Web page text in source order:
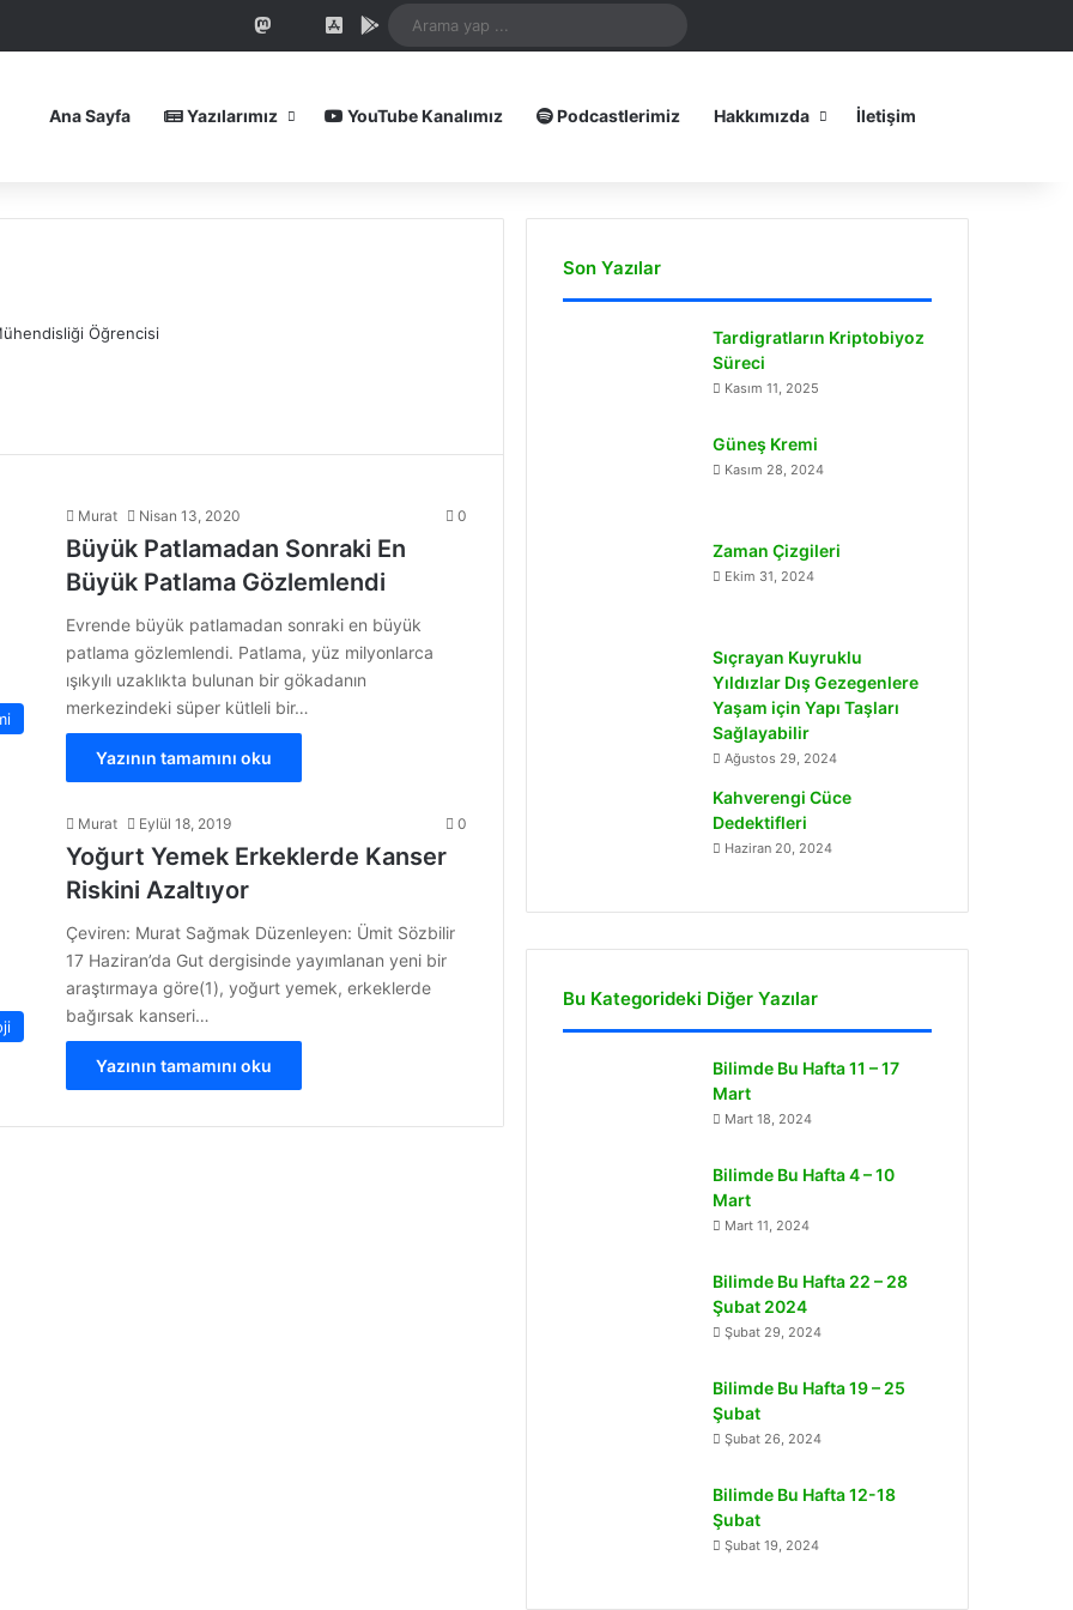
WhatsApp
PatreonMastodonBlueskyiOS Uygulamamız
Android Uygulamamız
...
Ana Sayfa Yazılarımız YouTube Kanalımız Podcastlerimiz Hakkımızda İletişim
Öğrencisi
Murat Nisan 13, 2020 0
Büyük Patlamadan Sonraki En
Büyük Patlama Gözlemlendi
Evrende büyük patlamadan sonraki en büyük
patlama gözlemlendi. Patlama, yüz milyonlarca
ışıkyılı uzaklıkta bulunan bir gökadanın
merkezindeki süper kütleli bir…
Yazının tamamını oku
Murat Eylül 18, 2019 0
Yoğurt Yemek Erkeklerde Kanser
Riskini Azaltıyor
Çeviren: Murat Sağmak Düzenleyen: Ümit Sözbilir
17 Haziran’da Gut dergisinde yayımlanan yeni bir
araştırmaya göre(1), yoğurt yemek, erkeklerde
bağırsak kanseri…
Yazının tamamını oku
Son Yazılar
Tardigratların Kriptobiyoz
Süreci
Kasım 11, 2025
Güneş Kremi
Kasım 28, 2024
Zaman Çizgileri
Ekim 31, 2024
Sıçrayan Kuyruklu
Yıldızlar Dış Gezegenlere
Yaşam için Yapı Taşları
Sağlayabilir
Ağustos 29, 2024
Kahverengi Cüce
Dedektifleri
Haziran 20, 2024
Bu Kategorideki Diğer Yazılar
Bilimde Bu Hafta 11 – 17
Mart
Mart 18, 2024
Bilimde Bu Hafta 4 – 10
Mart
Mart 11, 2024
Bilimde Bu Hafta 22 – 28
Şubat 2024
Şubat 29, 2024
Bilimde Bu Hafta 19 – 25
Şubat
Şubat 26, 2024
Bilimde Bu Hafta 12-18
Şubat
Şubat 19, 2024